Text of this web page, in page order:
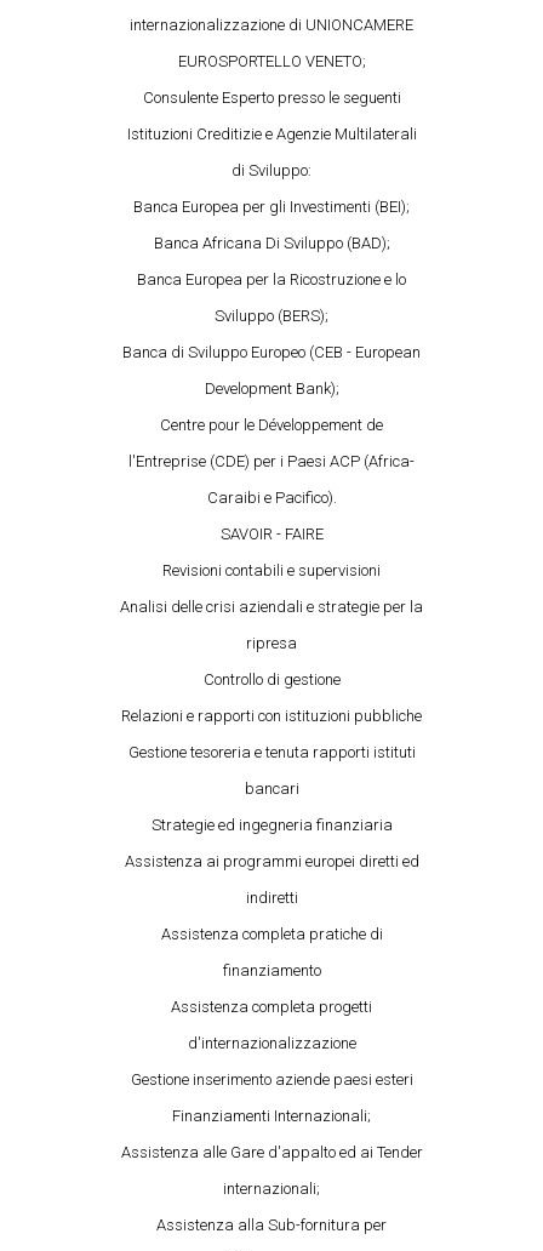
internazionalizzazione di UNIONCAMERE
EUROSPORTELLO VENETO;
Consulente Esperto presso le seguenti
Istituzioni Creditizie e Agenzie Multilaterali
di Sviluppo:
Banca Europea per gli Investimenti (BEI);
Banca Africana Di Sviluppo (BAD);
Banca Europea per la Ricostruzione e lo
Sviluppo (BERS);
Banca di Sviluppo Europeo (CEB - European
Development Bank);
Centre pour le Développement de
l'Entreprise (CDE) per i Paesi ACP (Africa-
Caraibi e Pacifico).
SAVOIR - FAIRE
Revisioni contabili e supervisioni
Analisi delle crisi aziendali e strategie per la
ripresa
Controllo di gestione
Relazioni e rapporti con istituzioni pubbliche
Gestione tesoreria e tenuta rapporti istituti
bancari
Strategie ed ingegneria finanziaria
Assistenza ai programmi europei diretti ed
indiretti
Assistenza completa pratiche di
finanziamento
Assistenza completa progetti
d'internazionalizzazione
Gestione inserimento aziende paesi esteri
Finanziamenti Internazionali;
Assistenza alle Gare d'appalto ed ai Tender
internazionali;
Assistenza alla Sub-fornitura per